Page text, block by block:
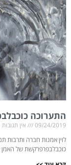
התערוכה
09/24/2019 אין תגובות
לוין אמנות חברה ותרבות
כוכבלבפרפרקשת של